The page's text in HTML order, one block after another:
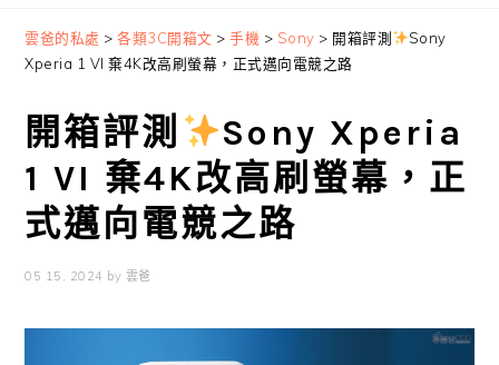
雲爸的私處 >各類3C開箱文 >手機 > Sony > 開箱評測
Sony
Xperia 1 VI 棄4K改高刷螢幕，正式邁向電競之路
開箱評測
Sony Xperia
1 VI 棄4K改高刷螢幕，正
式邁向電競之路
05 15, 2024 by 雲爸